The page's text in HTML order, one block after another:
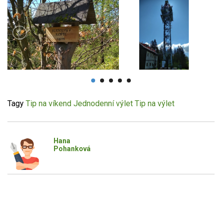
Tagy Tip na víkend Jednodenní výlet Tip na výlet
Hana
Pohanková